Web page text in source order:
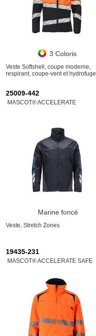
3 Coloris
Veste Softshell, coupe moderne,
respirant, coupe-vent et hydrofuge
25009-442
MASCOT® ACCELERATE
Marine foncé
Veste, Stretch Zones
19435-231
MASCOT® ACCELERATE SAFE